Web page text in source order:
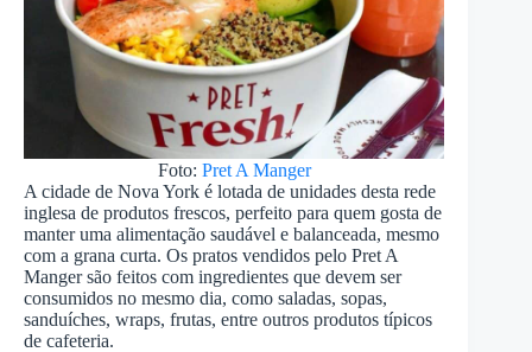
Foto: Pret A Manger
A cidade de Nova York é lotada de unidades desta rede
inglesa de produtos frescos, perfeito para quem gosta de
manter uma alimentação saudável e balanceada, mesmo
com a grana curta. Os pratos vendidos pelo Pret A
Manger são feitos com ingredientes que devem ser
consumidos no mesmo dia, como saladas, sopas,
sanduíches, wraps, frutas, entre outros produtos típicos
de cafeteria.